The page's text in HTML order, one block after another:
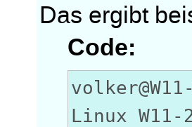
Das ergibt
Code:
Linux